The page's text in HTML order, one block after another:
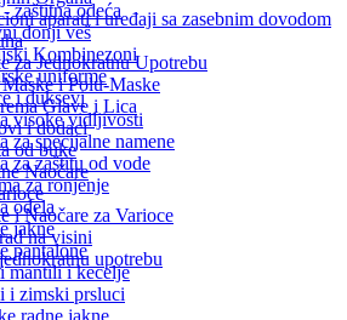
aparati i uređaji sa zasebnim dovodom
za Jednokratnu Upotrebu
Maske i Polu-Maske
Glave i Lica
i dodaci
od buke
Naočare
i Naočare za Varioce
na visini
upotrebu
zaštitna odeća
donji veš
Kombinezoni
uniforme
i duksevi
visoke vidljivosti
za specijalne namene
za zaštitu od vode
za ronjenje
odela
jakne
pantalone
mantili i kecelje
i zimski prsluci
radne jakne